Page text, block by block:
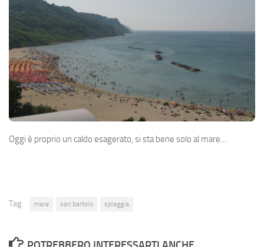
Oggi è proprio un caldo esagerato, si sta bene solo al mare…
Tag: mare san bartolo spiaggia